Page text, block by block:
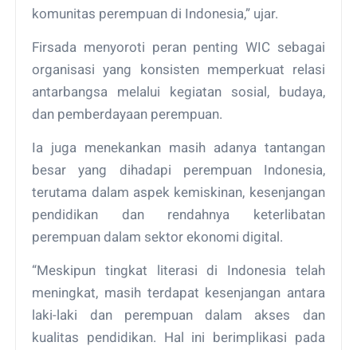
komunitas perempuan di Indonesia,” ujar.
Firsada menyoroti peran penting WIC sebagai
organisasi yang konsisten memperkuat relasi
antarbangsa melalui kegiatan sosial, budaya,
dan pemberdayaan perempuan.
Ia juga menekankan masih adanya tantangan
besar yang dihadapi perempuan Indonesia,
terutama dalam aspek kemiskinan, kesenjangan
pendidikan dan rendahnya keterlibatan
perempuan dalam sektor ekonomi digital.
“Meskipun tingkat literasi di Indonesia telah
meningkat, masih terdapat kesenjangan antara
laki-laki dan perempuan dalam akses dan
kualitas pendidikan. Hal ini berimplikasi pada